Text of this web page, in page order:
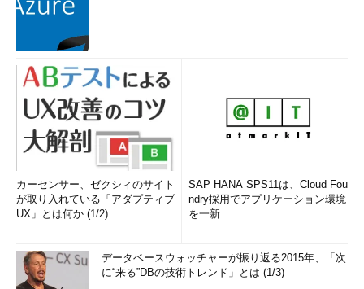
カーセンサー、ゼクシィのサイト
が取り入れている「アダプティブ
UX」とは何か (1/2)
SAP HANA SPS11は、Cloud Fou
ndry採用でアプリケーション環境
を一新
データベースウォッチャーが振り返る2015年、「次
に“来る”DBの技術トレンド」とは (1/3)